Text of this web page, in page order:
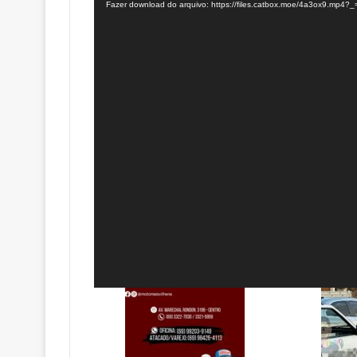
vídeo
Fazer download do arquivo: https://files.catbox.moe/